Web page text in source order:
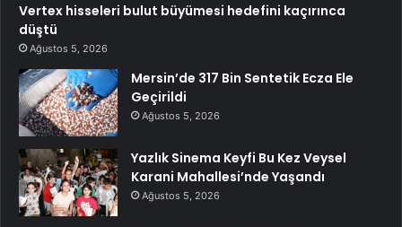
Vertex hisseleri bulut büyümesi hedefini kaçırınca
düştü
Ağustos 5, 2026
Mersin’de 317 Bin Sentetik Ecza Ele
Geçirildi
Ağustos 5, 2026
Yazlık Sinema Keyfi Bu Kez Veysel
Karani Mahallesi’nde Yaşandı
Ağustos 5, 2026